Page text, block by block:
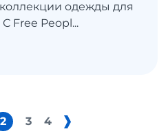
одежды для
Free Peopl...
2 3 4